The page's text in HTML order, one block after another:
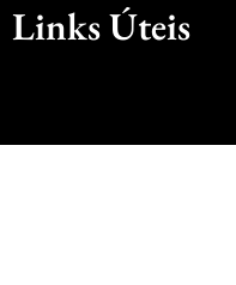
Links Úteis